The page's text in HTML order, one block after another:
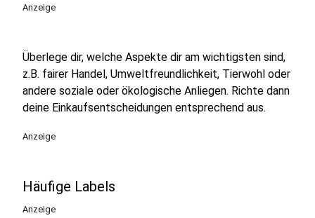
Anzeige
Überlege dir, welche Aspekte dir am wichtigsten sind,
z.B. fairer Handel, Umweltfreundlichkeit, Tierwohl oder
andere soziale oder ökologische Anliegen. Richte dann
deine Einkaufsentscheidungen entsprechend aus.
Anzeige
Häufige Labels
Anzeige